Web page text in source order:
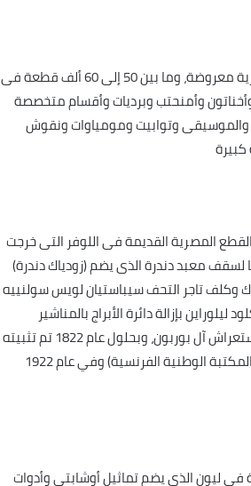
يضم متحف اللوفر بباريس ما بين خمسة إلى ستة آلاف قطعة أثرية مصرية معروضة، وما بين 50 إلى 60 ألف قطعة فى
وأمنحتب وبرديات وأقسام متخصصة
والموسيقى وتوابيت ومومياوات ونقوش
المصرية القديمة فى اللوفر التى خرجت
دينون نقوشًا لسقف معبد دندرة الذى يضم (زودياك دندرة)
وكلف تاجر التحف سيباستيان لويس سولنييه
بإزالة دائرة الأبراج بالمناشير
والرافعات والمقصات والبارود، وتم نقل سقف البروج في عام 1821 إلى استعراش آل بوربون، وبحلول عام 1822 تم تثبيته
بواسطة لويس الثامن عشر في المكتبة الملكية (التي سميت فيما بعد المكتبة الوطنية الفرنسية) وفي عام 1922
ليون الذى يضم تماثيل أوشابتي وأدوات